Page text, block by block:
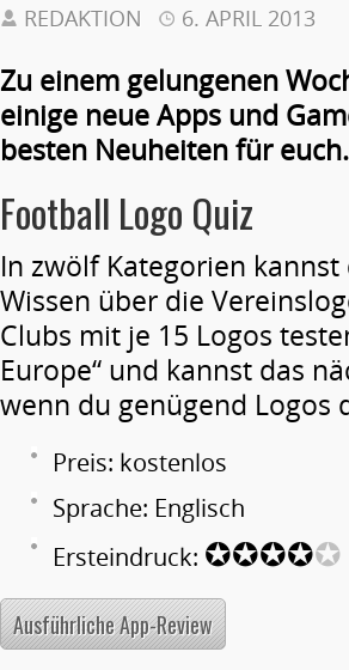
REDAKTION 6. APRIL 2013
Zu einem gelungenen
einige neue Apps und
besten Neuheiten für euch.
Football Logo Quiz
In zwölf Kategorien
Wissen über die
Clubs mit je 15 Logos
Europe“ und kannst das
wenn du genügend Logos
Preis: kostenlos
Sprache: Englisch
Ersteindruck: ✪✪✪✪✪
Ausführliche App-Review